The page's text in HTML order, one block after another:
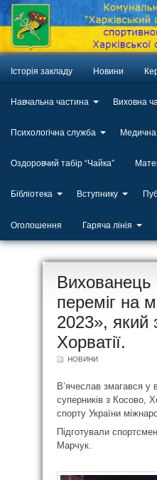
Історія закладу Новини
Навчальна частина Виховна
Психологічна служба
Оздоровчий табір “Чайка”
Бібліотека Вступнику
Оголошення Гаряча лінія
20
переміг на
2023», який
Хорватії.
НОВИНИ
Вʼячеслав змагався у
суперників з Косово,
спорту України
Підготували
Марчук.